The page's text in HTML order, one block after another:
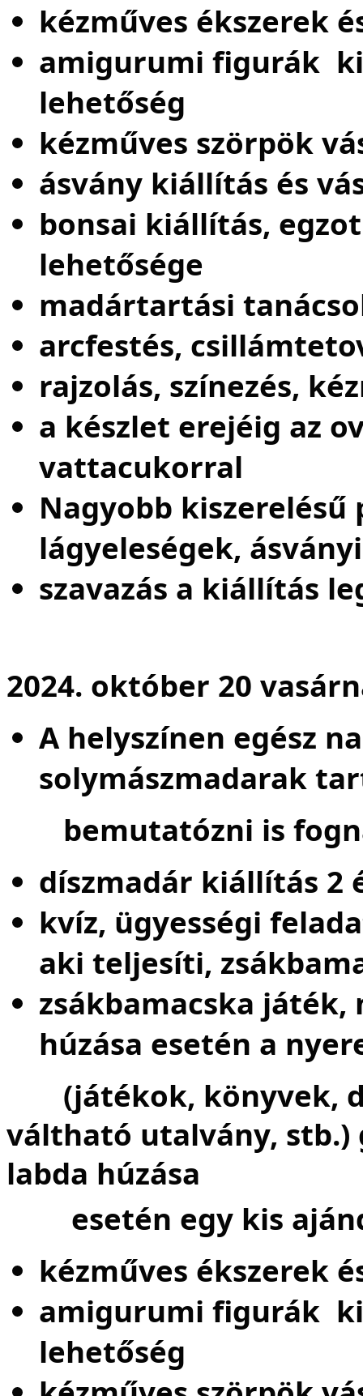
kézműves ékszerek
amigurumi figurák
lehetőség
kézműves szörpök
ásvány kiállítás és
bonsai kiállítás,
lehetősége
madártartási
arcfestés,
rajzolás, színezés,
a készlet erejéig az
vattacukorral
Nagyobb
lágyeleségek,
szavazás a kiállítás
2024. október 20
A helyszínen egész
solymászmadarak
bemutatózni is
díszmadár kiállítás 2
kvíz, ügyességi
aki teljesíti,
zsákbamacska
húzása esetén a
(játékok, könyvek,
váltható utalvány,
labda húzása
esetén egy kis
kézműves ékszerek
amigurumi figurák
lehetőség